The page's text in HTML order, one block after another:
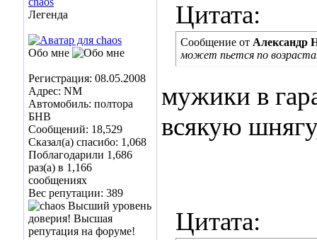
Легенда
Обо мне
Регистрация: 08.05.2008
Адрес: NM
Автомобиль: полтора
БНВ
Сообщений: 18,529
Сказал(а) спасибо: 1,068
Поблагодарили 1,686
раз(а) в 1,166
сообщениях
Вес репутации: 389
Цитата:
Сообщение от Александр
может пьется по
мужики в
всякую
Цитата: